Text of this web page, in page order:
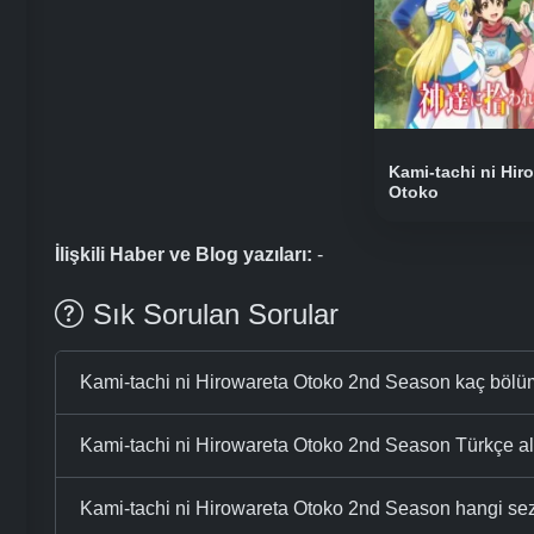
Kami-tachi ni
Otoko
İlişkili Haber ve Blog yazıları: -
Sık Sorulan Sorular
Kami-tachi ni Hirowareta Otoko 2nd Season kaç
Kami-tachi ni Hirowareta Otoko 2nd Season Türkçe
Kami-tachi ni Hirowareta Otoko 2nd Season hangi